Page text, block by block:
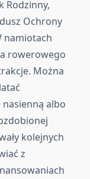
Rodzinny,
Ochrony
namiotach
rowerowego
Można
albo
kolejnych
z